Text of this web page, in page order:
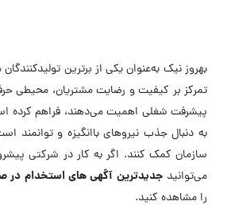
بهروز نیک به‌عنوان یکی از برترین تولیدکنندگان
تمرکز بر کیفیت و رضایت مشتریان، محیطی
پیشرفت شغلی اهمیت می‌دهند، فراهم کرده
به دنبال جذب نیروهای باانگیزه و توانمند
سازمان کمک کنند. اگر به کار در شرکتی پیشرو
می‌توانیدجدیدترین آگهی های استخدام در
را مشاهده کنید.